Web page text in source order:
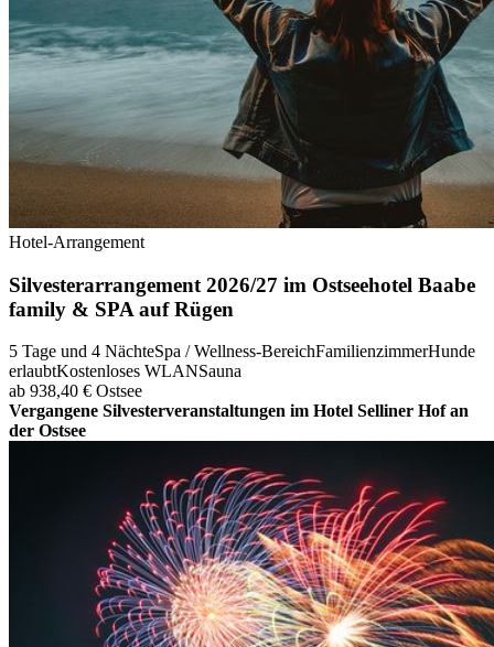
Hotel-Arrangement
Silvesterarrangement 2026/27 im Ostseehotel Baabe
family & SPA auf Rügen
5 Tage und 4 NächteSpa / Wellness-BereichFamilienzimmerHunde
erlaubtKostenloses WLANSauna
ab 938,40 € Ostsee
Vergangene Silvesterveranstaltungen im Hotel Selliner Hof an
der Ostsee